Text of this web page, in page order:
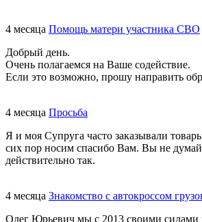
4 месяца Помощь матери участника СВО
Добрый день.
Очень полагаемся на Ваше содействие.
Если это возможно, прошу направить
4 месяца Просьба
Я и моя Супруга часто заказывали
сих пор носим спасибо Вам. Вы не
действительно так.
4 месяца Знакомство с автокроссом
Олег Юрьевич мы с 2013 своими